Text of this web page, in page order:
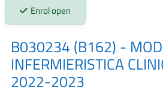
Stato iscrizioni:
Enrol open
B030234 (B162) -
INFERMIERISTICA
2022-2023